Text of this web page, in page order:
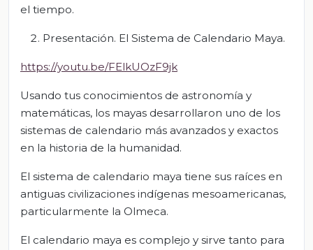
el tiempo.
Presentación. El Sistema de Calendario Maya.
https://youtu.be/FElkUOzF9jk
Usando tus conocimientos de astronomía y
matemáticas, los mayas desarrollaron uno de los
sistemas de calendario más avanzados y exactos
en la historia de la humanidad.
El sistema de calendario maya tiene sus raíces en
antiguas civilizaciones indígenas mesoamericanas,
particularmente la Olmeca.
El calendario maya es complejo y sirve tanto para